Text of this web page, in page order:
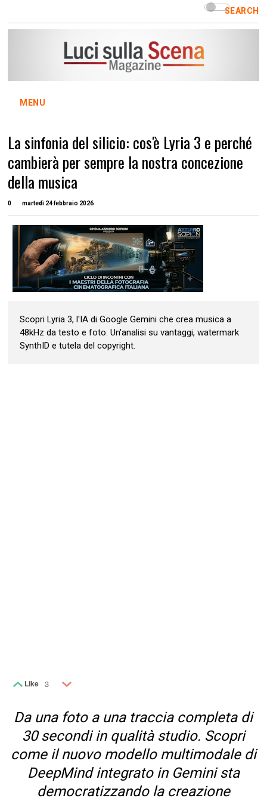
SEARCH
MENU
La sinfonia del silicio: cos'è Lyria 3 e perché
cambierà per sempre la nostra concezione
della musica
0 martedì 24 febbraio 2026
Scopri Lyria 3, l'IA di Google Gemini che crea musica a
48kHz da testo e foto. Un'analisi su vantaggi, watermark
SynthID e tutela del copyright.
Like 3
Da una foto a una traccia completa di
30 secondi in qualità studio. Scopri
come il nuovo modello multimodale di
DeepMind integrato in Gemini sta
democratizzando la creazione